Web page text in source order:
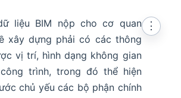
liệu BIM nộp cho cơ quan
xây dựng phải có các thông
vị trí, hình dạng không gian
trình, trong đó thể hiện
chủ yếu các bộ phận chính
⋮